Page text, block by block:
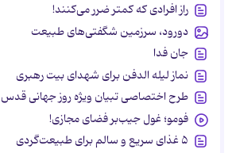
راز افرادی که کمتر ضرر می‌کنند!
دورود، سرزمین شگفتی‌های طبیعت
جان فدا
نماز لیله الدفن برای شهدای بیت رهبری
طرح اختصاصی تبیان ویژه روز جهانی قدس
فومو؛ غول جیب‌بر فضای مجازی!
۵ غذای سریع و سالم برای طبیعت‌گردی